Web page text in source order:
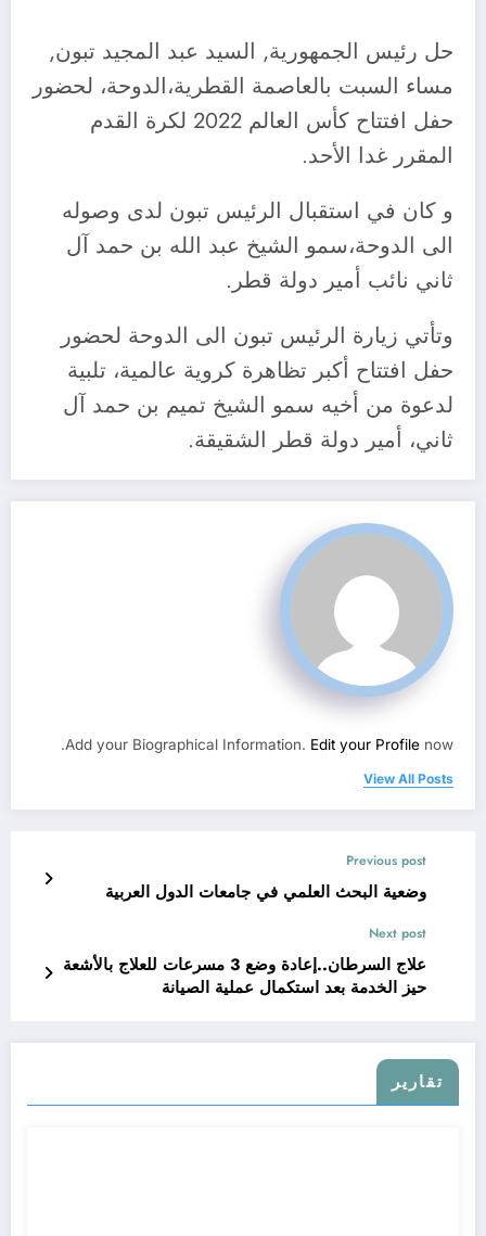
حل رئيس الجمهورية, السيد عبد المجيد تبون,
مساء السبت بالعاصمة القطرية،الدوحة، لحضور
حفل افتتاح كأس العالم 2022 لكرة القدم
المقرر غدا الأحد.
و كان في استقبال الرئيس تبون لدى وصوله
الى الدوحة،سمو الشيخ عبد الله بن حمد آل
ثاني نائب أمير دولة قطر.
وتأتي زيارة الرئيس تبون الى الدوحة لحضور
حفل افتتاح أكبر تظاهرة كروية عالمية، تلبية
لدعوة من أخيه سمو الشيخ تميم بن حمد آل
ثاني، أمير دولة قطر الشقيقة.
Add your Biographical Information. Edit your Profile now.
View All Posts
Previous post
وضعية البحث العلمي في جامعات الدول العربية
Next post
علاج السرطان..إعادة وضع 3 مسرعات للعلاج بالأشعة
حيز الخدمة بعد استكمال عملية الصيانة
تقارير